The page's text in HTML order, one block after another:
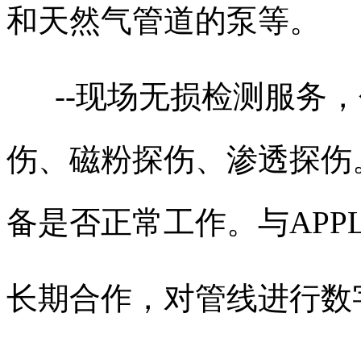
和天然气管道的泵等。
--现场无损检测服务，
伤、磁粉探伤、渗透探
备是否正常工作。与
长期合作，对管线进行